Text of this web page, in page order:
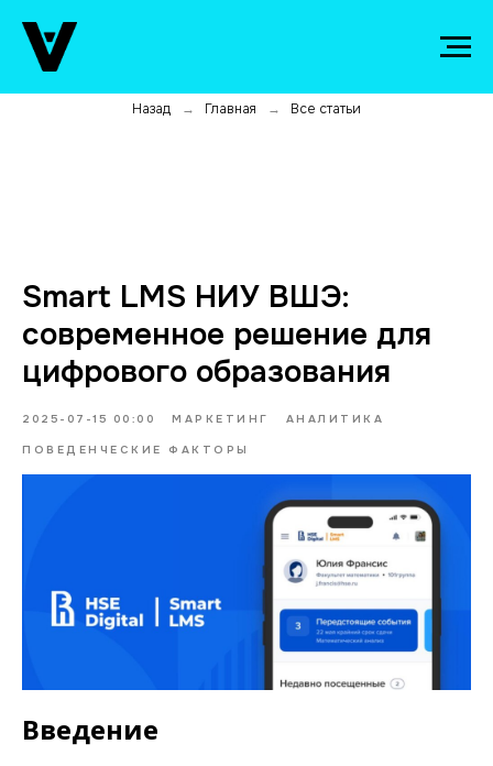
Назад → Главная → Все статьи
Smart LMS НИУ ВШЭ:
современное решение для
цифрового образования
2025-07-15 00:00 МАРКЕТИНГ АНАЛИТИКА
ПОВЕДЕНЧЕСКИЕ ФАКТОРЫ
Введение